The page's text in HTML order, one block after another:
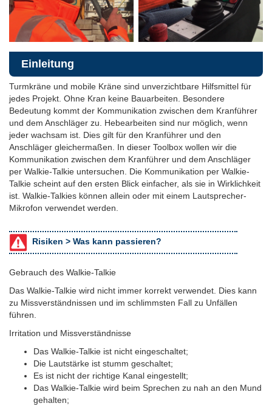
Einleitung
Turmkräne und mobile Kräne sind unverzichtbare Hilfsmittel für
jedes Projekt. Ohne Kran keine Bauarbeiten. Besondere
Bedeutung kommt der Kommunikation zwischen dem Kranführer
und dem Anschläger zu. Hebearbeiten sind nur möglich, wenn
jeder wachsam ist. Dies gilt für den Kranführer und den
Anschläger gleichermaßen. In dieser Toolbox wollen wir die
Kommunikation zwischen dem Kranführer und dem Anschläger
per Walkie-Talkie untersuchen. Die Kommunikation per Walkie-
Talkie scheint auf den ersten Blick einfacher, als sie in Wirklichkeit
ist. Walkie-Talkies können allein oder mit einem Lautsprecher-
Mikrofon verwendet werden.
Risiken > Was kann passieren?
Gebrauch des Walkie-Talkie
Das Walkie-Talkie wird nicht immer korrekt verwendet. Dies kann
zu Missverständnissen und im schlimmsten Fall zu Unfällen
führen.
Irritation und Missverständnisse
Das Walkie-Talkie ist nicht eingeschaltet;
Die Lautstärke ist stumm geschaltet;
Es ist nicht der richtige Kanal eingestellt;
Das Walkie-Talkie wird beim Sprechen zu nah an den Mund
gehalten;